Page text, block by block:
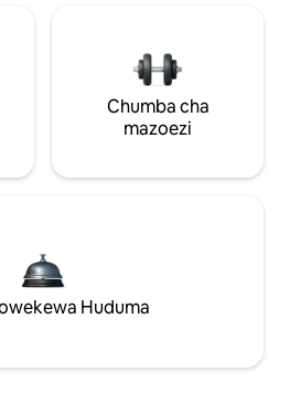
Chumba cha
mazoezi
Huduma